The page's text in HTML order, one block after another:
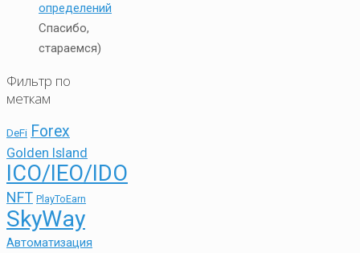
определений
Спасибо,
стараемся)
Фильтр по
меткам
DeFi Forex
Golden Island
ICO/IEO/IDO
NFT PlayToEarn
SkyWay
Автоматизация